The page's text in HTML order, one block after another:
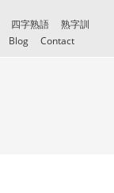
四字熟語
熟字訓
Blog Contact